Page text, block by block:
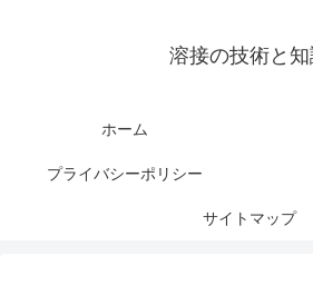
溶接の技術と
ホーム
プライバシーポリシー
サイトマップ